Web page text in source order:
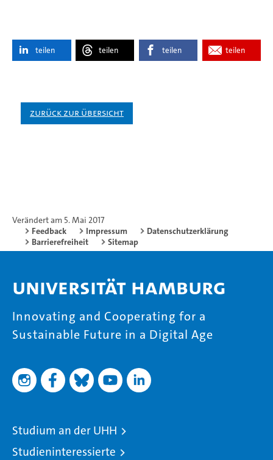
teilen teilen teilen teilen
Zurück zur Übersicht
Verändert am 5. Mai 2017
Feedback
Impressum
Datenschutzerklärung
Barrierefreiheit
Sitemap
Universität Hamburg
Innovating and Cooperating for a
Sustainable Future in a Digital Age
Studium an der UHH
Studieninteressierte